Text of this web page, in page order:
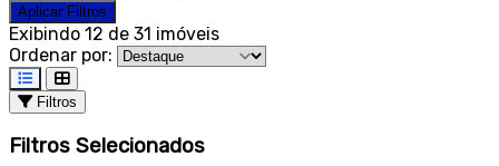
Aplicar Filtros
Exibindo 12 de 31 imóveis
Ordenar por:
Filtros
Filtros Selecionados